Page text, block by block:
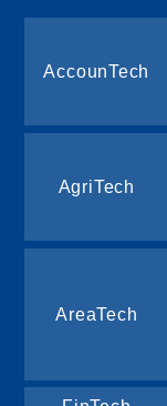
AccounTech
AgriTech
AreaTech